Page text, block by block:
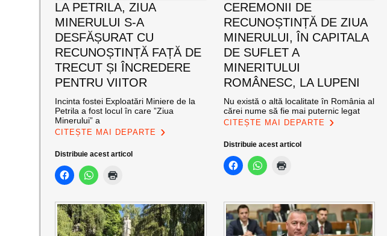
LA PETRILA, ZIUA
MINERULUI S-A
DESFĂȘURAT CU
RECUNOȘTINȚĂ FAȚĂ DE
TRECUT ȘI ÎNCREDERE
PENTRU VIITOR
Incinta fostei Exploatări Miniere de la
Petrila a fost locul în care ”Ziua
Minerului” a
CITEȘTE MAI DEPARTE
Distribuie acest articol
CEREMONII DE
RECUNOȘTINȚĂ DE ZIUA
MINERULUI, ÎN CAPITALA
DE SUFLET A
MINERITULUI
ROMÂNESC, LA LUPENI
Nu există o altă localitate în România al
cărei nume să fie mai puternic legat
CITEȘTE MAI DEPARTE
Distribuie acest articol